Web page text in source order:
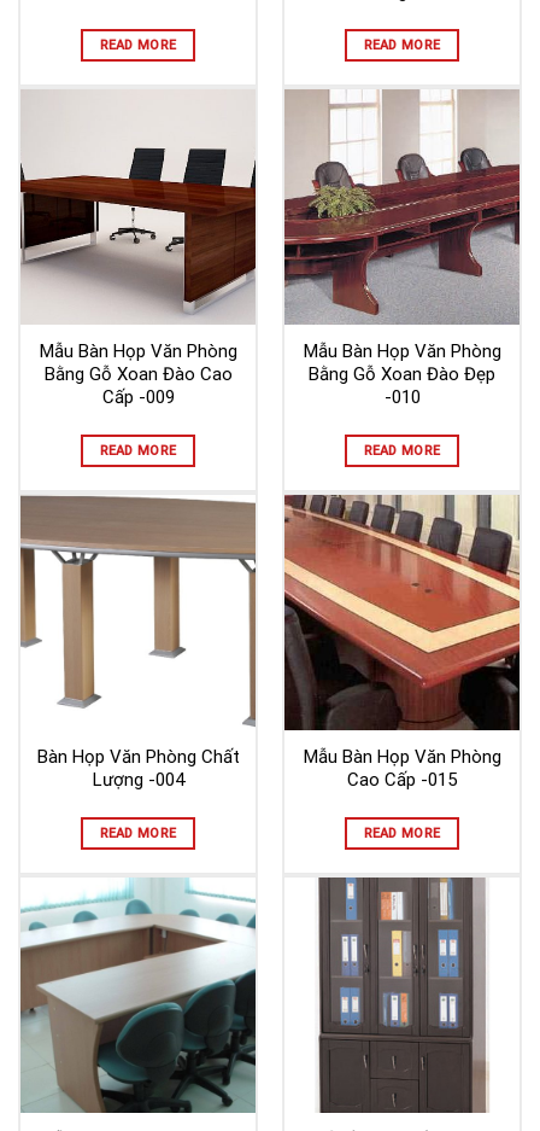
READ MORE READ MORE
Mẫu Bàn Họp Văn Phòng
Bằng Gỗ Xoan Đào Cao
Cấp -009
READ MORE
Mẫu Bàn Họp Văn Phòng
Bằng Gỗ Xoan Đào Đẹp
-010
READ MORE
Bàn Họp Văn Phòng Chất
Lượng -004
READ MORE
Mẫu Bàn Họp Văn Phòng
Cao Cấp -015
READ MORE